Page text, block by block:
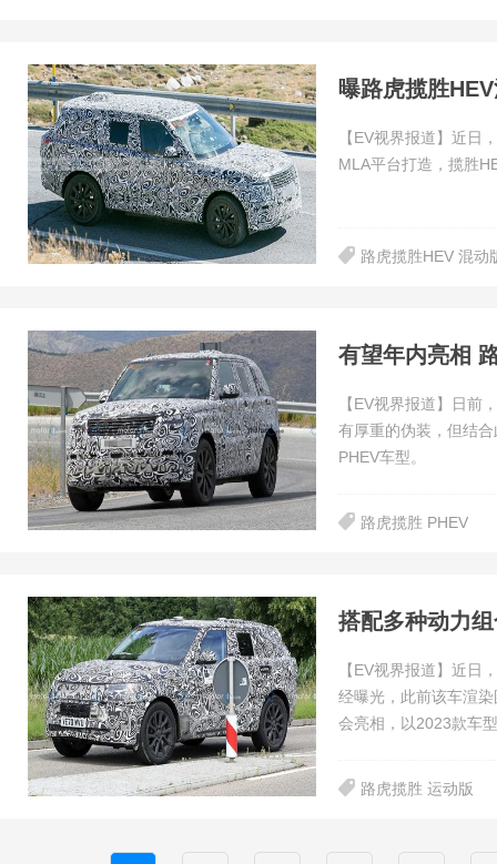
曝路虎揽胜
【EV视界报道】近日
MLA平台打造，揽胜
路虎揽胜HEV 混动
有望年内亮相
【EV视界报道】日前
有厚重的伪装，但结
PHEV车型。
路虎揽胜 PHEV
搭配多种动力
【EV视界报道】近日
经曝光，此前该车渲
会亮相，以2023款车
路虎揽胜 运动版